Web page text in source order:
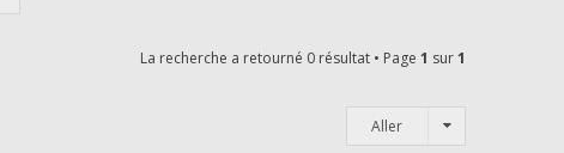
La recherche a retourné 0 résultat • Page 1 sur1
Aller